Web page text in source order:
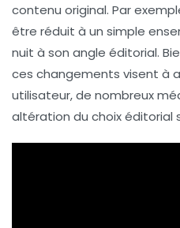
contenu original. Par
être réduit à un simple
nuit à son angle éditorial.
ces changements visent à
utilisateur, de nombreux
altération du choix éditorial